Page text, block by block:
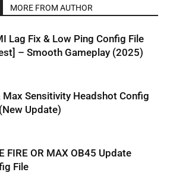
MORE FROM AUTHOR
Lag Fix & Low Ping Config File
– Smooth Gameplay (2025)
Max Sensitivity Headshot Config
Update)
FIRE OR MAX OB45 Update
File